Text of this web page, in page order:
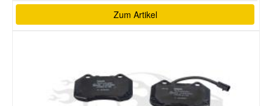
Zum Artikel
Volvo Ersatzteile